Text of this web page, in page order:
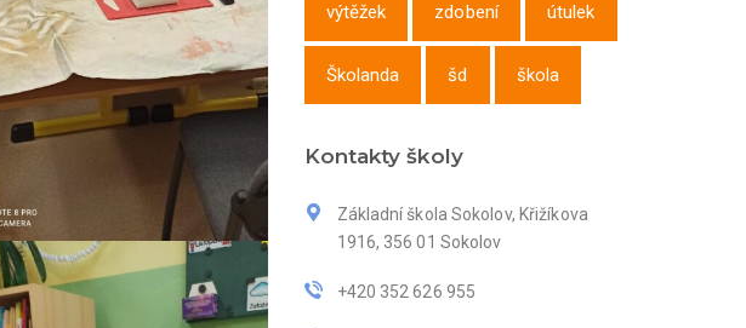
výtěžek zdobení útulek
Školanda šd škola
Kontakty školy
Základní škola Sokolov, Křižíkova
1916, 356 01 Sokolov
+420 352 626 955